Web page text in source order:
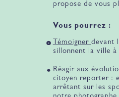
propose de vous
Vous pourrez :
Témoignerdevant
sillonnent la ville
Réagiraux
citoyen reporter :
arrêtant sur les